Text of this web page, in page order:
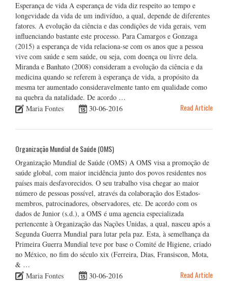
Esperança de vida A esperança de vida diz respeito ao tempo e
longevidade da vida de um indivíduo, a qual, depende de diferentes
fatores. A evolução da ciência e das condições de vida gerais, vem
influenciando bastante este processo. Para Camargos e Gonzaga
(2015) a esperança de vida relaciona-se com os anos que a pessoa
vive com saúde e sem saúde, ou seja, com doença ou livre dela.
Miranda e Banhato (2008) consideram a evolução da ciência e da
medicina quando se referem à esperança de vida, a propósito da
mesma ter aumentado consideravelmente tanto em qualidade como
na quebra da natalidade. De acordo …
Maria Fontes
30-06-2016 Read Article
Organização Mundial de Saúde (OMS)
Organização Mundial de Saúde (OMS) A OMS visa a promoção de
saúde global, com maior incidência junto dos povos residentes nos
países mais desfavorecidos. O seu trabalho visa chegar ao maior
número de pessoas possível, através da colaboração dos Estados-
membros, patrocinadores, observadores, etc. De acordo com os
dados de Junior (s.d.), a OMS é uma agencia especializada
pertencente à Organização das Nações Unidas, a qual, nasceu após a
Segunda Guerra Mundial para lutar pela paz. Esta, à semelhança da
Primeira Guerra Mundial teve por base o Comité de Higiene, criado
no México, no fim do século xix (Ferreira, Dias, Fransiscon, Mota,
& …
Maria Fontes
30-06-2016 Read Article